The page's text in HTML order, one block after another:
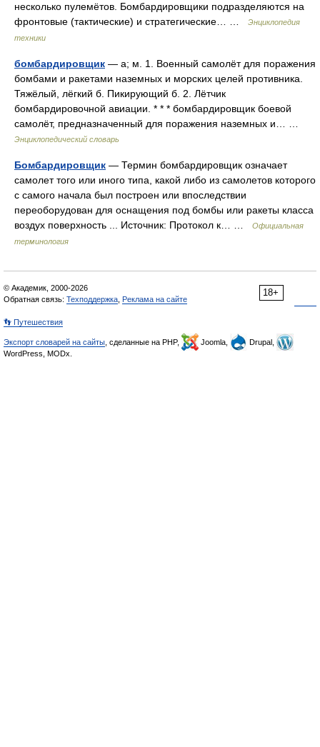
несколько пулемётов. Бомбардировщики подразделяются на
фронтовые (тактические) и стратегические… …
Энциклопедия
техники
бомбардировщик — а; м. 1. Военный самолёт для поражения
бомбами и ракетами наземных и морских целей противника.
Тяжёлый, лёгкий б. Пикирующий б. 2. Лётчик
бомбардировочной авиации. * * * бомбардировщик боевой
самолёт, предназначенный для поражения наземных и… …
Энциклопедический словарь
Бомбардировщик — Термин бомбардировщик означает
самолет того или иного типа, какой либо из самолетов которого
с самого начала был построен или впоследствии
переоборудован для оснащения под бомбы или ракеты класса
воздух поверхность ... Источник: Протокол к… …
Официальная
терминология
18+
© Академик, 2000-2026
Обратная связь: Техподдержка Реклама на сайте
👣 Путешествия
Экспорт словарей на сайты , сделанные на PHP, Joomla,
Drupal,
WordPress, MODx.